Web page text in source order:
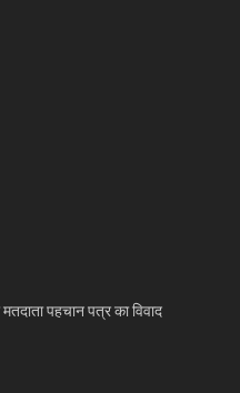
पहचान पत्र का विवाद